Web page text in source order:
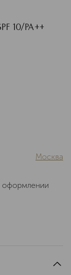
10/PA++
Москва
оформлении